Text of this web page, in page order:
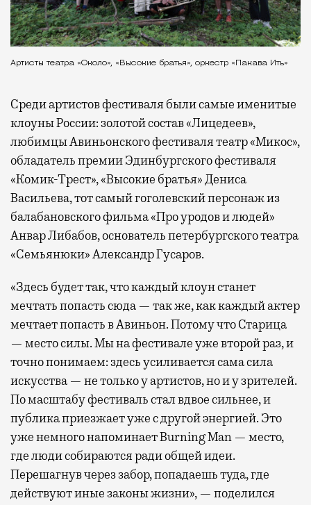
Артисты театра «Около», «Высокие братья», оркестр «Пакава Ить»
Среди артистов фестиваля были самые именитые
клоуны России: золотой состав «Лицедеев»,
любимцы Авиньонского фестиваля театр «Микос»,
обладатель премии Эдинбургского фестиваля
«Комик-Трест», «Высокие братья» Дениса
Васильева, тот самый гоголевский персонаж из
балабановского фильма «Про уродов и людей»
Анвар Либабов, основатель петербургского театра
«Семьянюки» Александр Гусаров.
«Здесь будет так, что каждый клоун станет
мечтать попасть сюда — так же, как каждый актер
мечтает попасть в Авиньон. Потому что Старица
— место силы. Мы на фестивале уже второй раз, и
точно понимаем: здесь усиливается сама сила
искусства — не только у артистов, но и у зрителей.
По масштабу фестиваль стал вдвое сильнее, и
публика приезжает уже с другой энергией. Это
уже немного напоминает Burning Man — место,
где люди собираются ради общей идеи.
Перешагнув через забор, попадаешь туда, где
действуют иные законы жизни», — поделился